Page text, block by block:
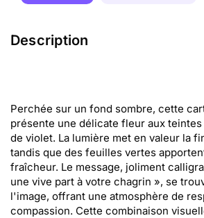
Description
Perchée sur un fond sombre, cette
présente une délicate fleur aux
de violet. La lumière met en valeur la
tandis que des feuilles vertes
fraîcheur. Le message, joliment
une vive part à votre chagrin », se
l'image, offrant une atmosphère de
compassion. Cette combinaison